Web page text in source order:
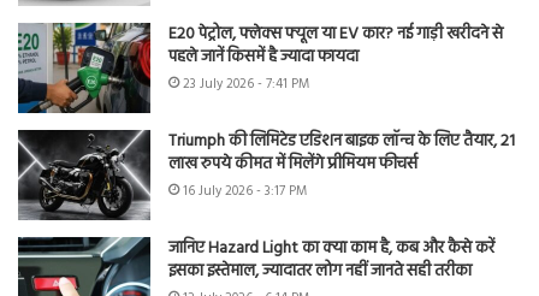
E20 पेट्रोल, फ्लेक्स फ्यूल या EV कार? नई गाड़ी खरीदने से
पहले जानें किसमें है ज्यादा फायदा
23 July 2026 - 7:41 PM
Triumph की लिमिटेड एडिशन बाइक लॉन्च के लिए तैयार, 21
लाख रुपये कीमत में मिलेंगे प्रीमियम फीचर्स
16 July 2026 - 3:17 PM
जानिए Hazard Light का क्या काम है, कब और कैसे करें
इसका इस्तेमाल, ज्यादातर लोग नहीं जानते सही तरीका